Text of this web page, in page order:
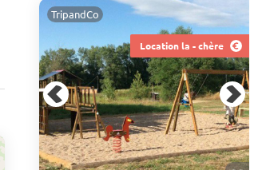
Location la - chère
TripandCo